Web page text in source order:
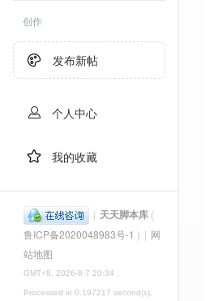
创作
发布新帖
个人中心
我的收藏
| 天天脚本库 (
鲁ICP备2020048983号-1 ) | 网
站地图
GMT+8, 2026-8-7 20:34 ,
Processed in 0.197217 second(s),